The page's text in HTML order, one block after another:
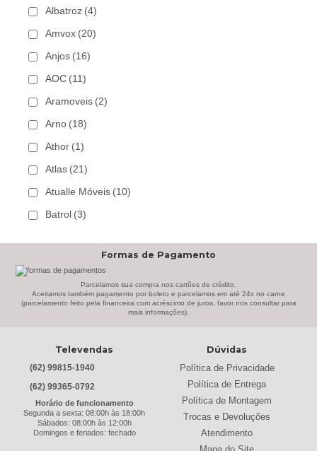
Albatroz (4)
Amvox (20)
Anjos (16)
AOC (11)
Aramoveis (2)
Arno (18)
Athor (1)
Atlas (21)
Atualle Móveis (10)
Batrol (3)
Bem Estar Clima (2)
Bem Estar Estofados (3)
Bertolini (2)
Best (9)
Braslar (6)
Formas de Pagamento
Parcelamos sua compra nos cartões de crédito.
Aceitamos também pagamento por boleto e parcelamos em até 24x no carne
(parcelamento feito pela financeira com acréscimo de juros, favor nos consultar para
mais informações).
Televendas
(62) 99815-1940
(62) 99365-0792
Horário de funcionamento
Segunda a sexta: 08:00h às 18:00h
Sábados: 08:00h às 12:00h
Domingos e feriados: fechado
Dúvidas
Política de Privacidade
Política de Entrega
Política de Montagem
Trocas e Devoluções
Atendimento